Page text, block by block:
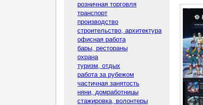
розничная торговля
транспорт
производство
строительство, архитектура
офисная работа
бары, рестораны
охрана
туризм, отдых
работа за рубежом
частичная занятость
няни, домработницы
стажировка, волонтеры